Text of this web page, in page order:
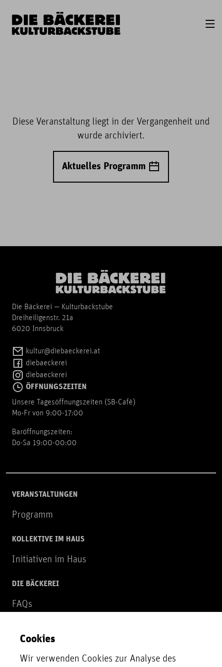
Diese Veranstaltung liegt in der Vergangenheit und
wurde archiviert.
Aktuelles Programm
Die Bäckerei — Kulturbackstube
Dreiheiligenstr. 21a
6020 Innsbruck
kultur@diebaeckerei.at
diebaeckerei
diebaeckerei
ÖFFNUNGSZEITEN
Unsere Tagesöffnungszeiten (SB-Cafè)
Mo-Fr von 9:00-17:00
Baröffnungszeiten:
Do-Sa 19:00-00:00
VERANSTALTUNGEN
Programm
KOLLEKTIVE IM HAUS
Initiativen im Haus
DIE BÄCKEREI
FAQs
NEWSLETTER
Zur Newsletter Anmeldung
Cookies
Wir verwenden Cookies zur Analyse des